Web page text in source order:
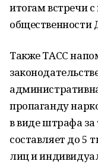
итогам встречи
общественности
Также ТАСС
пропаганду
в виде штрафа за
составляет до 5
лиц и